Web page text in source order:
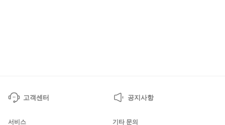
고객센터 공지사항
서비스 기타 문의